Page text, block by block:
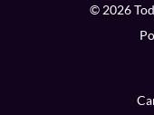
© 2026